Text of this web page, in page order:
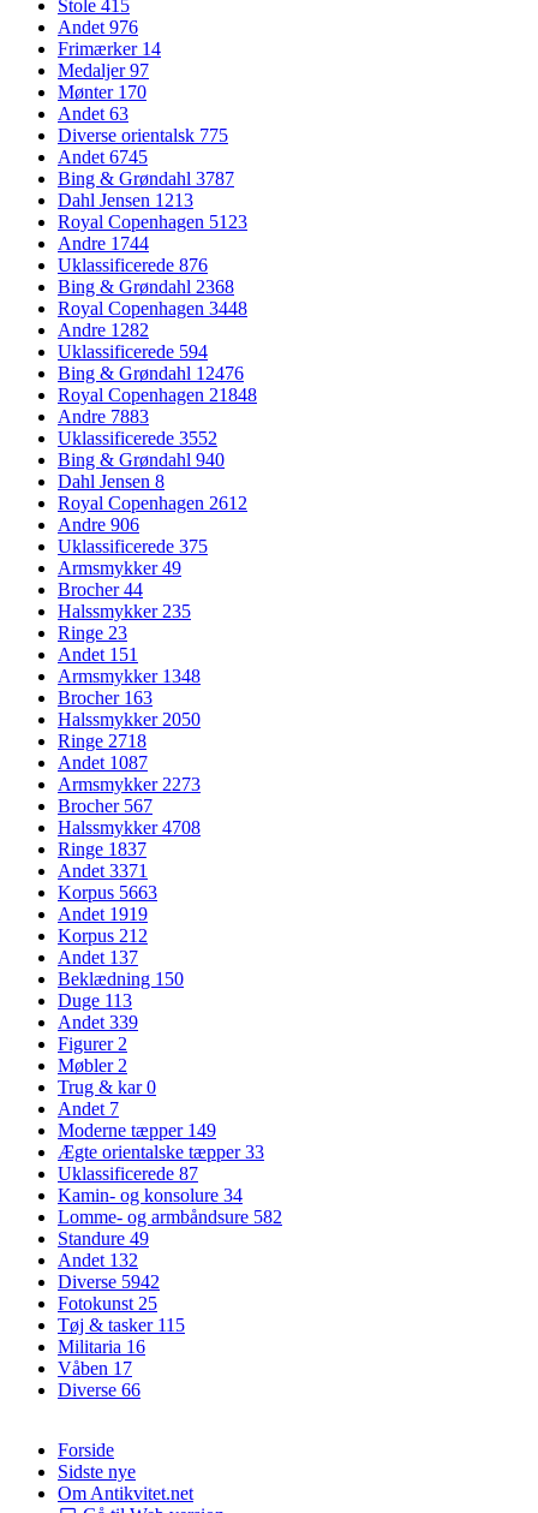
Stole 415
Andet 976
Frimærker 14
Medaljer97
Mønter 170
Andet 63
Diverse orientalsk 775
Andet 6745
Bing & Grøndahl 3787
Dahl Jensen 1213
Royal Copenhagen 5123
Andre 1744
Uklassificerede 876
Bing & Grøndahl 2368
Royal Copenhagen 3448
Andre 1282
Uklassificerede 594
Bing & Grøndahl 12476
Royal Copenhagen 21848
Andre 7883
Uklassificerede 3552
Bing & Grøndahl 940
Dahl Jensen 8
Royal Copenhagen 2612
Andre 906
Uklassificerede 375
Armsmykker49
Brocher44
Halssmykker 235
Ringe 23
Andet 151
Armsmykker 1348
Brocher 163
Halssmykker 2050
Ringe 2718
Andet 1087
Armsmykker 2273
Brocher 567
Halssmykker4708
Ringe 1837
Andet 3371
Korpus 5663
Andet 1919
Korpus 212
Andet 137
Beklædning 150
Duge 113
Andet 339
Figurer 2
Møbler 2
Trug & kar0
Andet 7
Moderne tæpper 149
Ægte orientalske tæpper33
Uklassificerede 87
Kamin- og konsolure 34
Lomme- og armbåndsure 582
Standure 49
Andet 132
Diverse 5942
Fotokunst 25
Tøj & tasker 115
Militaria 16
Våben 17
Diverse 66
Forside
Sidste nye
Om Antikvitet.net